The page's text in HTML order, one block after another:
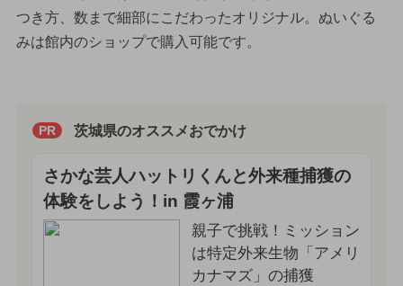
つき方、数まで細部にこだわったオリジナル。ぬいぐる
みは館内のショップで購入可能です。
PR 茨城県のオススメおでかけ
さかな芸人ハットリくんと外来種捕獲の
体験をしよう！in 霞ヶ浦
親子で挑戦！ミッション
は特定外来生物「アメリ
カナマズ」の捕獲